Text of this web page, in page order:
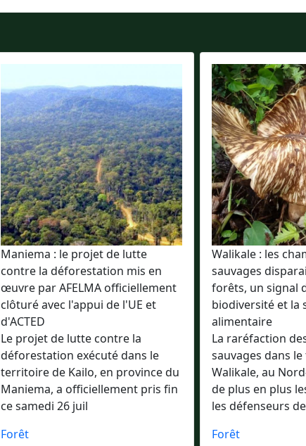
Maniema : le projet de lutte
contre la déforestation mis en
œuvre par AFELMA officiellement
clôturé avec l'appui de l'UE et
d'ACTED
Le projet de lutte contre la
déforestation exécuté dans le
territoire de Kailo, en province du
Maniema, a officiellement pris fin
ce samedi 26 juil
Forêt
Walikale : les
sauvages
forêts, un signal
biodiversité et la
alimentaire
La raréfaction
sauvages dans
Walikale, au
de plus en plus
les défenseurs
Forêt